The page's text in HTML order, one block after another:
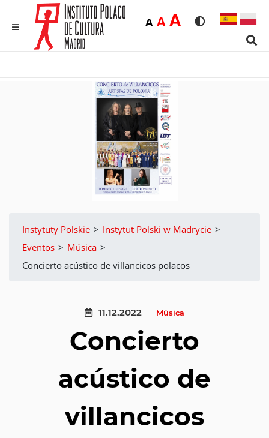
Rozmiar
ADomyślna
AŚrednia
ADużaWersja
Instytuty Polskie > Instytut Polski w Madrycie >
Eventos > Música >
Concierto acústico de villancicos polacos
11.12.2022 Música
Concierto
acústico de
villancicos